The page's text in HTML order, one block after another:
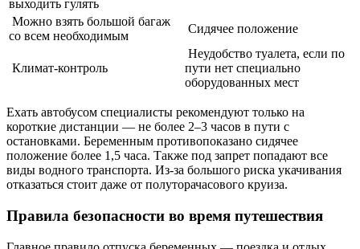
выходить гулять
Можно взять большой багаж
со всем необходимым
Сидячее положение
Климат-контроль
Неудобство туалета, если по
пути нет специально
оборудованных мест
Ехать автобусом специалисты рекомендуют только на
короткие дистанции — не более 2–3 часов в пути с
остановками. Беременным противопоказано сидячее
положение более 1,5 часа. Также под запрет попадают все
виды водного транспорта. Из-за большого риска укачивания
отказаться стоит даже от полуторачасового круиза.
Правила безопасности во время путешествия